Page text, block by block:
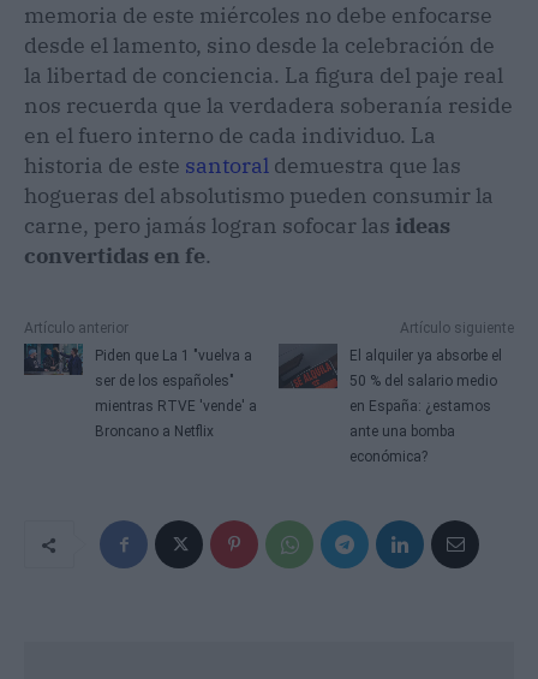
memoria de este miércoles no debe enfocarse
desde el lamento, sino desde la celebración de
la libertad de conciencia. La figura del paje real
nos recuerda que la verdadera soberanía reside
en el fuero interno de cada individuo. La
historia de este santoral demuestra que las
hogueras del absolutismo pueden consumir la
carne, pero jamás logran sofocar las ideas
convertidas en fe.
Artículo anterior
Piden que La 1 "vuelva a
ser de los españoles"
mientras RTVE 'vende' a
Broncano a Netflix
Artículo siguiente
El alquiler ya absorbe el
50 % del salario medio
en España: ¿estamos
ante una bomba
económica?